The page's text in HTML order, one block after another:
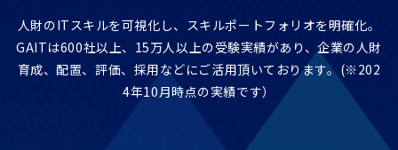
人財のITスキルを可視化し、スキルポートフォリオを明確化。
GAITは600社以上、15万人以上の受験実績があり、企業の人財
育成、配置、評価、採用などにご活用頂いております。(※202
4年10月時点の実績です）